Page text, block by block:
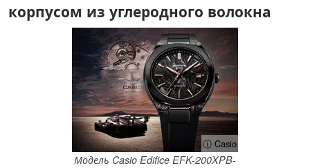
корпусом из углеродного волокна
ⓘ Casio
Модель Casio Edifice EFK-200XPB-